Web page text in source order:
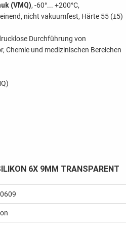
(VMQ), -60°... +200°C,
nicht vakuumfest, Härte 55 (±5)
Durchführung von
Chemie und medizinischen Bereichen
6X 9MM TRANSPARENT